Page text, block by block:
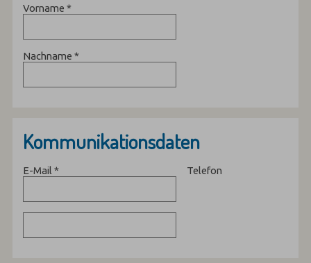
Vorname*
Nachname*
Kommunikationsdaten
E-Mail* Telefon